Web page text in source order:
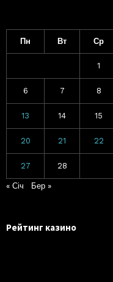
Пн Вт Ср
1
6 7 8
13 14 15
20 21 22
27 28
« Січ Бер »
Рейтинг казино